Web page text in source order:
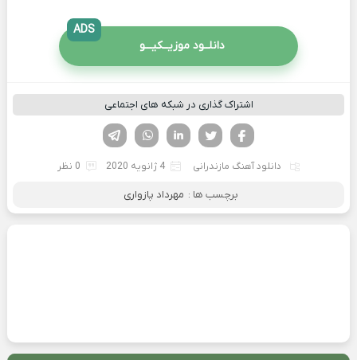
دانلــود موزیــکیـــو
ADS
اشتراک گذاری در شبکه های اجتماعی
لینکدین تویتر
فیسوک
دانلود آهنگ مازندرانی 4 ژانویه 2020 0 نظر
برچسب ها : مهرداد پازواری